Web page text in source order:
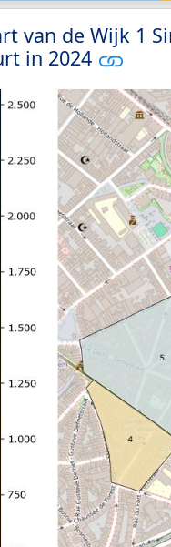
van de Wijk 1
in 2024